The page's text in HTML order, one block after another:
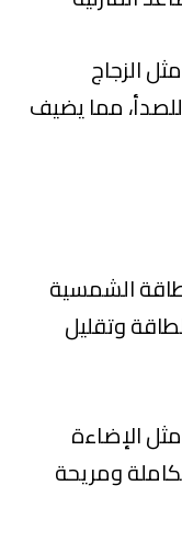
الزجاج
مما يضيف
الشمسية
وتقليل
الإضاءة
ومريحة